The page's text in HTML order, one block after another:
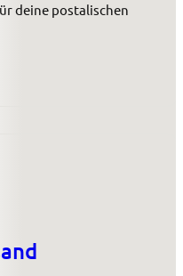
deine postalischen